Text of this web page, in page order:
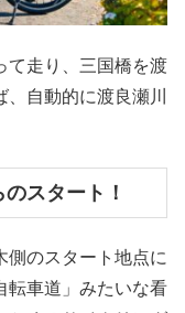
て走り、三国橋を渡
自動的に渡良瀬川
スタート！
側のスタート地点に
転車道」みたいな看